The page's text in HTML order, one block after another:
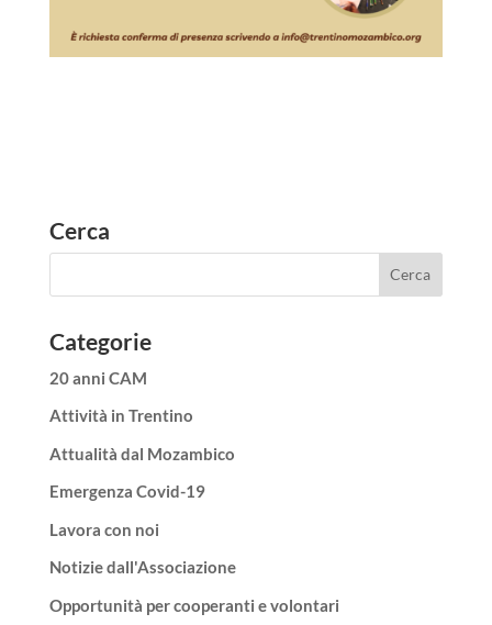
Cerca
Categorie
20 anni CAM
Attività in Trentino
Attualità dal Mozambico
Emergenza Covid-19
Lavora con noi
Notizie dall'Associazione
Opportunità per cooperanti e volontari